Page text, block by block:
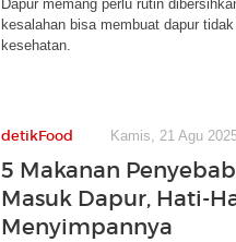
Dapur memang perlu rutin
kesalahan bisa membuat dapur
kesehatan.
detikFood Kamis, 21 Agu
5 Makanan
Masuk Dapur, Hati-
Menyimpannya